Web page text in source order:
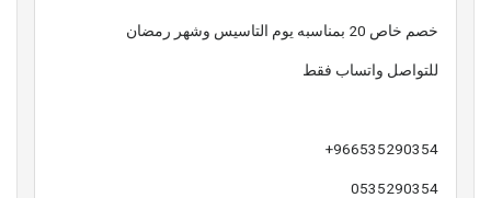
خصم خاص 20 بمناسبه يوم التاسيس وشهر رمضان
للتواصل واتساب فقط
966535290354+
0535290354